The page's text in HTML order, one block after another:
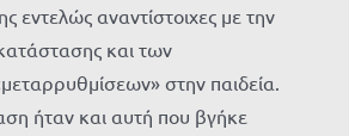
εντελώς αναντίστοιχες με την
και των
στην παιδεία.
ήταν και αυτή που βγήκε